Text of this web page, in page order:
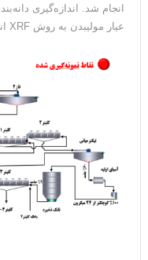
انجام شد. اندازه‌گیری
عیار مولیبدن به روش XRF انجام گرفت (شکل ۹).